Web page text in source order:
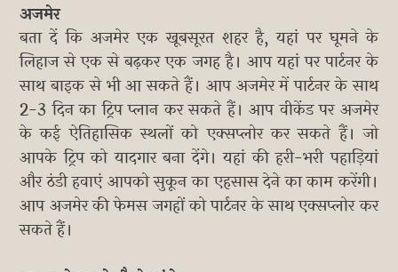
अजमेर
बता दें कि अजमेर एक खूबसूरत शहर है, यहां पर घूमने के
लिहाज से एक से बढ़कर एक जगह है। आप यहां पर पार्टनर के
साथ बाइक से भी आ सकते हैं। आप अजमेर में पार्टनर के साथ
2-3 दिन का ट्रिप प्लान कर सकते हैं। आप वीकेंड पर अजमेर
के कई ऐतिहासिक स्थलों को एक्सप्लोर कर सकते हैं। जो
आपके ट्रिप को यादगार बना देंगे। यहां की हरी-भरी पहाड़ियां
और ठंडी हवाएं आपको सुकून का एहसास देने का काम करेंगी।
आप अजमेर की फेमस जगहों को पार्टनर के साथ एक्सप्लोर कर
सकते हैं।